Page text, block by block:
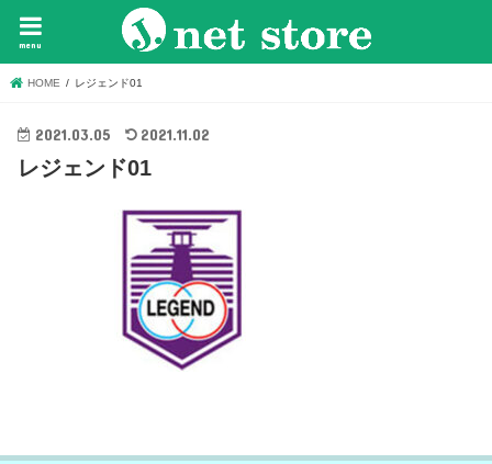
menu
HOME レジェンド01
2021.03.05 2021.11.02
レジェンド01